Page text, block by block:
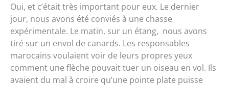
Oui, et c’était très important pour eux. Le dernier
jour, nous avons été conviés à une chasse
expérimentale. Le matin, sur un étang, nous avons
tiré sur un envol de canards. Les responsables
marocains voulaient voir de leurs propres yeux
comment une flèche pouvait tuer un oiseau en vol. Ils
avaient du mal à croire qu’une pointe plate puisse